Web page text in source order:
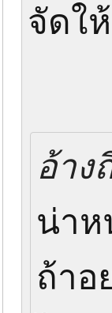
จัดใ
อ้าง
น่า
ถ้า